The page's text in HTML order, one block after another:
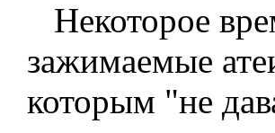
Некоторое
зажимаемые
которым "не